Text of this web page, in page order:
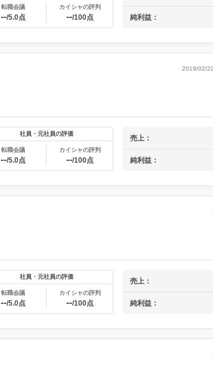
転職会議
--/5.0点
カイシャの評判
--/100点 純利益：
2019/02/
社員・元社員の評価
転職会議
--/5.0点
カイシャの評判
--/100点
売上：
純利益：
社員・元社員の評価
転職会議
--/5.0点
カイシャの評判
--/100点
売上：
純利益：